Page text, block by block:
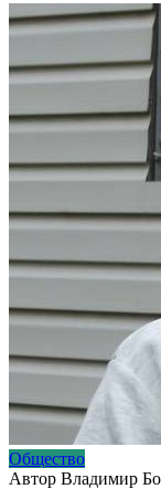
Общество
Автор Владимир